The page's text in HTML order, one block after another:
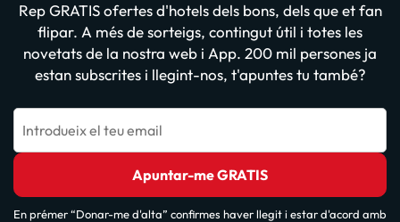
Rep GRATIS ofertes d'hotels dels bons, dels que et fan
flipar. A més de sorteigs, contingut útil i totes les
novetats de la nostra web i App. 200 mil persones ja
estan subscrites i llegint-nos, t'apuntes tu també?
Introdueix el teu email
Apuntar-me GRATIS
En prémer “Donar-me d'alta” confirmes haver llegit i estar d'acord amb